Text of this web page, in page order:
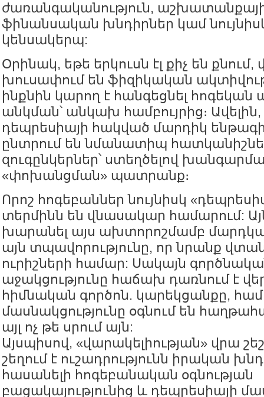
ժառանգականություն,
ֆինանսական խնդիրներ կամ
կենսակերպ:
Օրինակ, եթե երկուսն էլ քիչ են
խուսափում են ֆիզիկական
ինքնին կարող է հանգեցնել հոգեկան
անկման՝ անկախ համբույրից։
դեպրեսիայի հակված մարդիկ
ընտրում են նմանատիպ
զուգընկերներ՝ ստեղծելով
«փոխանցման» պատրանք։
Որոշ հոգեբաններ նույնիսկ
տերմինն են վնասակար համարում:
խարանել այս ախտորոշմամբ
այն տպավորությունը, որ նրանք
ուրիշների համար: Սակայն
աջակցությունը հաճախ դառնում է
հիմնական գործոն. կարեկցանքը,
մասնակցությունը օգնում են
այլ ոչ թե սրում այն:
Այսպիսով, «վարակելիության» վրա
շեղում է ուշադրությունն իրական
հասանելի հոգեբանական օգնության
բացակայությունից և դեպրեսիայի